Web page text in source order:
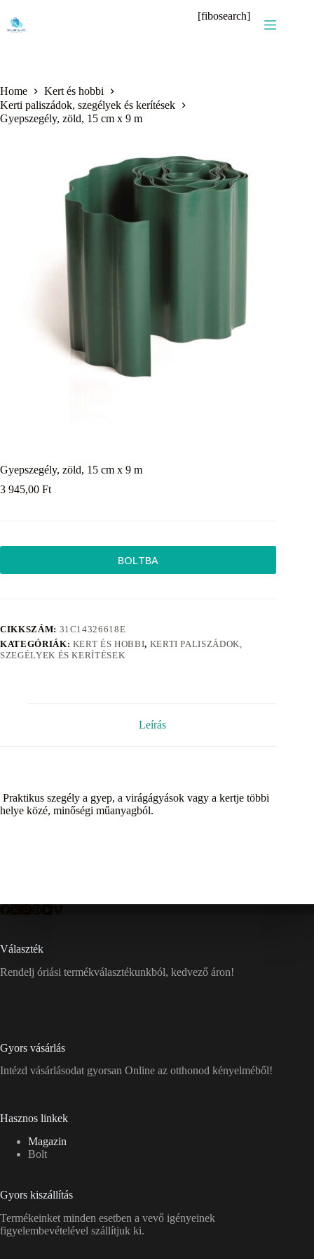
content
[fibosearch]
Home
Kert és hobbi
Kerti paliszádok, szegélyek és kerítések
Gyepszegély, zöld, 15 cm x 9 m
Gyepszegély, zöld, 15 cm x 9 m
3 945,00 Ft
BOLTBA
CIKKSZÁM: 31C14326618E
KATEGÓRIÁK: KERT ÉS HOBBI, KERTI PALISZÁDOK,
SZEGÉLYEK ÉS KERÍTÉSEK
Leírás
Praktikus szegély a gyep, a virágágyások vagy a kertje többi
helye közé, minőségi műanyagból.
Választék
Rendelj óriási termékválasztékunkból, kedvező áron!
Gyors vásárlás
Intézd vásárlásodat gyorsan Online az otthonod kényelméből!
Hasznos linkek
Magazin
Bolt
Gyors kiszállítás
Termékeinket minden esetben a vevő igényeinek
figyelembevételével szállítjuk ki.